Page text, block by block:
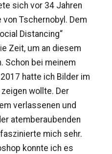
sich vor 34 Jahren
Tschernobyl. Dem
Distancing“
Zeit, um an diesem
Schon bei meinem
hatte ich Bilder im
wollte. Der
verlassenen und
atemberaubenden
mich sehr.
konnte ich es